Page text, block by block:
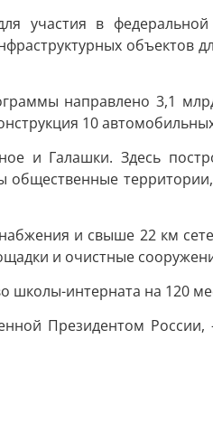
участия в
объектов
направлено 3,1
10
и Галашки. Здесь
общественные
и свыше 22 км
и очистные
школы-интерната на 120
Президентом